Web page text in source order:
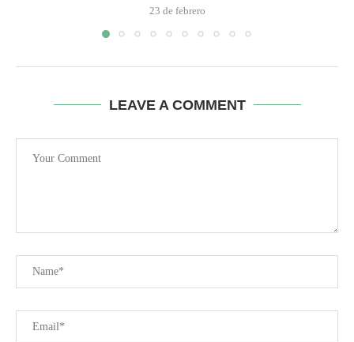
23 de febrero
LEAVE A COMMENT